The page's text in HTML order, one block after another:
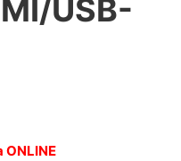
USB-